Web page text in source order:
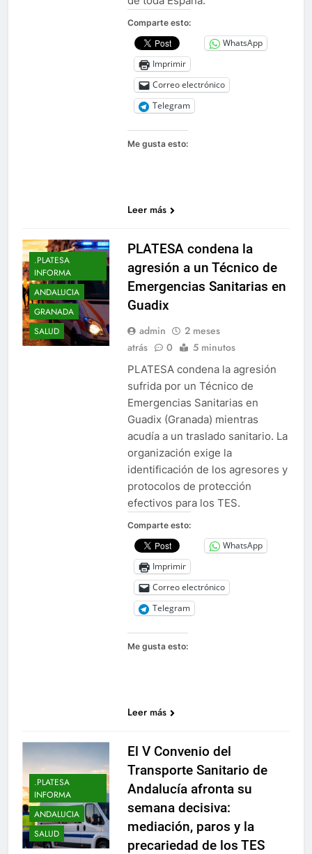
Comparte esto:
WhatsApp
Imprimir
Correo electrónico
Telegram
Me gusta esto:
Leer más
.PLATESA
INFORMA
ANDALUCIA
GRANADA
SALUD
PLATESA condena la
agresión a un Técnico de
Emergencias Sanitarias en
Guadix
admin
2 meses
atrás
0 5 minutos
PLATESA condena la agresión
sufrida por un Técnico de
Emergencias Sanitarias en
Guadix (Granada) mientras
acudía a un traslado sanitario. La
organización exige la
identificación de los agresores y
protocolos de protección
efectivos para los TES.
Comparte esto:
WhatsApp
Imprimir
Correo electrónico
Telegram
Me gusta esto:
Leer más
.PLATESA
INFORMA
ANDALUCIA
SALUD
El V Convenio del
Transporte Sanitario de
Andalucía afronta su
semana decisiva:
mediación, paros y la
precariedad de los TES